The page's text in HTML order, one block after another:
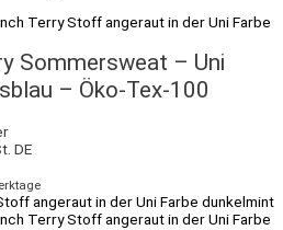
Sommersweat – Uni
– Öko-Tex-100
DE